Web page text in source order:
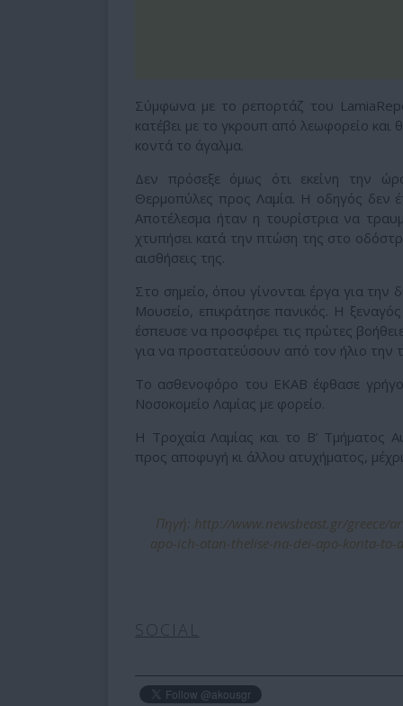
Σύμφωνα με το ρεπορτάζ του
κατέβει με το γκρουπ από λεωφορείο και
κοντά το άγαλμα.
Δεν πρόσεξε όμως ότι εκείνη την
Θερμοπύλες προς Λαμία. Η οδηγός δεν
Αποτέλεσμα ήταν η τουρίστρια να
χτυπήσει κατά την πτώση της στο
αισθήσεις της.
Στο σημείο, όπου γίνονται έργα για την
Μουσείο, επικράτησε πανικός. Η
έσπευσε να προσφέρει τις πρώτες
για να προστατεύσουν από τον ήλιο την
Το ασθενοφόρο του ΕΚΑΒ έφθασε
Νοσοκομείο Λαμίας με φορείο.
Η Τροχαία Λαμίας και το Β’ Τμήματος
προς αποφυγή κι άλλου ατυχήματος,
Πηγή: http://www.newsbeast.gr/greece/
apo-ich-otan-thelise-na-dei-apo-konta-
SOCIAL